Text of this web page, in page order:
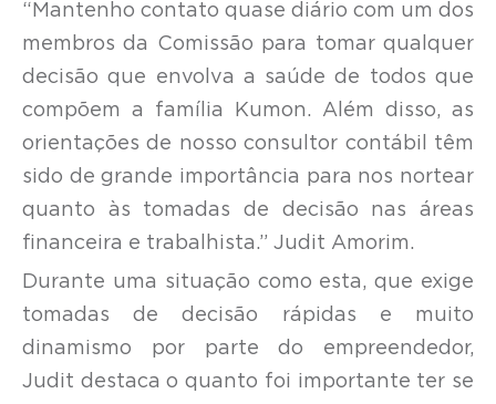
“Mantenho contato quase diário com um dos
membros da Comissão para tomar qualquer
decisão que envolva a saúde de todos que
compõem a família Kumon. Além disso, as
orientações de nosso consultor contábil têm
sido de grande importância para nos nortear
quanto às tomadas de decisão nas áreas
financeira e trabalhista.” Judit Amorim.
Durante uma situação como esta, que exige
tomadas de decisão rápidas e muito
dinamismo por parte do empreendedor,
Judit destaca o quanto foi importante ter se